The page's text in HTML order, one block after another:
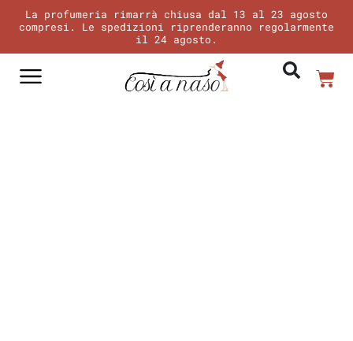
La profumeria rimarrà chiusa dal 13 al 23 agosto
compresi. Le spedizioni riprenderanno regolarmente
il 24 agosto.